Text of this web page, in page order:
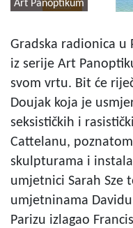
Art Panoptikum
Gradska radionica u
iz serije Art
svom vrtu. Bit će
Doujak koja je
seksističkih i
Cattelanu,
skulpturama i
umjetnici Sarah Sze
umjetninama
Parizu izlagao